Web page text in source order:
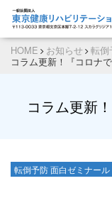
HOME お知らせ 転倒
コラム更新！『コロナ
コラム更新
転倒予防 面白ゼミナール